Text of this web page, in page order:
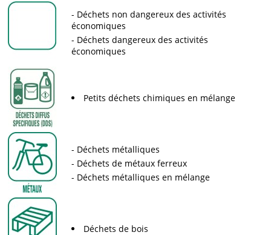
Déchets non dangereux des activités
économiques
Déchets dangereux des activités
économiques
Petits déchets chimiques en mélange
Déchets métalliques
Déchets de métaux ferreux
Déchets métalliques en mélange
Déchets de bois